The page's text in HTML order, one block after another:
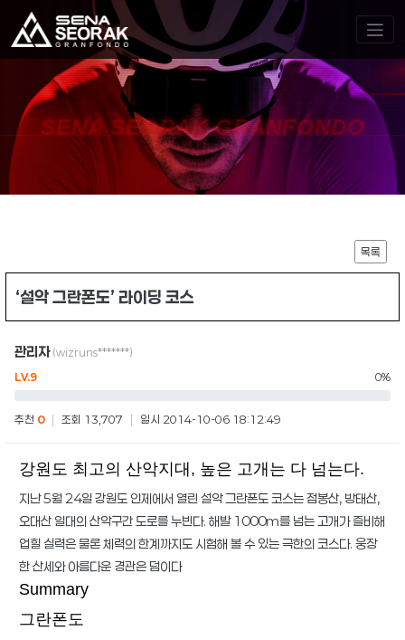
SENA SEORAK GRANFONDO
목록
‘설악 그란폰도’ 라이딩 코스
관리자 (wizruns*******)
LV.9 0%
추천 0 조회 13,707 일시 2014-10-06 18:12:49
강원도 최고의 산악지대, 높은 고개는 다 넘는다.
지난 5월 24일 강원도 인제에서 열린 설악 그란폰도 코스는 점봉산, 방태산,
오대산 일대의 산악구간 도로를 누빈다. 해발 1000m를 넘는 고개가 즐비해
업힐 실력은 물론 체력의 한계까지도 시험해 볼 수 있는 극한의 코스다. 웅장
한 산세와 아름다운 경관은 덤이다
Summary
그란폰도